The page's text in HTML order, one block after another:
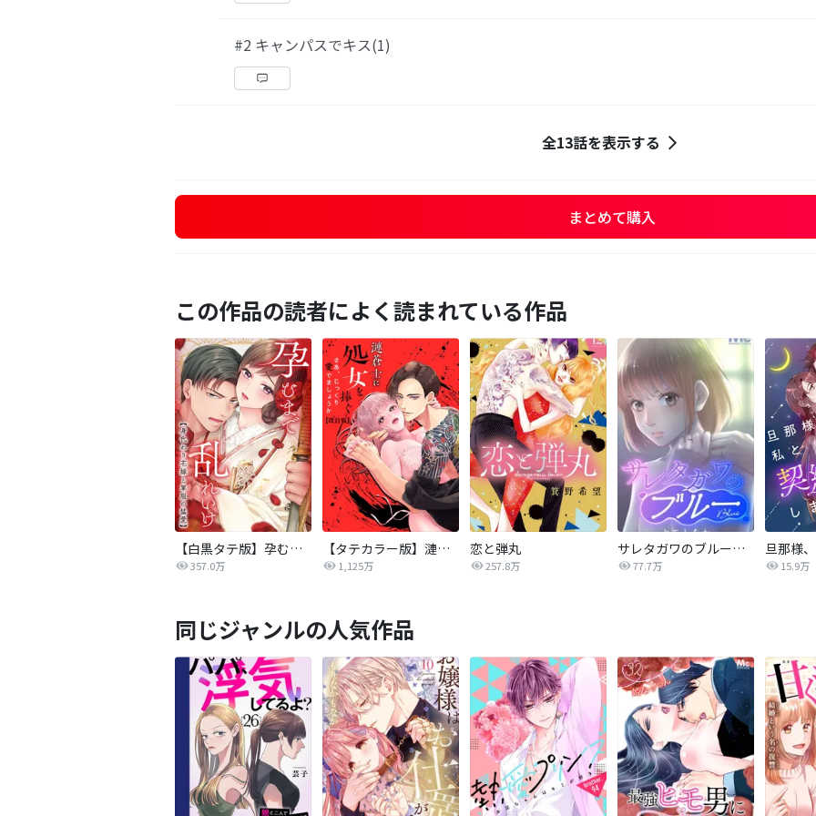
#2 キャンパスでキス(1)
全13話を表示する
まとめて購入
この作品の読者によく読まれている作品
【白黒タテ版】孕むまで乱れいけ～身代わり花嫁と軍服の猛愛
357.0万
【タテカラー版】漣蒼士に処女を捧ぐ～さあ、じっくり愛でましょうか
1,125万
恋と弾丸
257.8万
サレタガワのブルー【タテヨミ】
77.7万 15.9万
同じジャンルの人気作品